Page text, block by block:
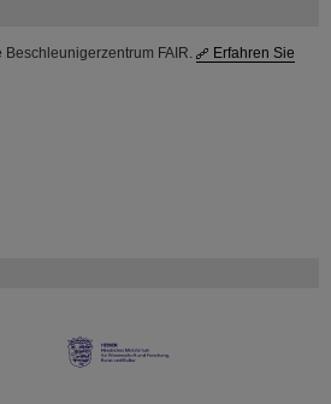
Beschleunigerzentrum FAIR.
Erfahren Sie